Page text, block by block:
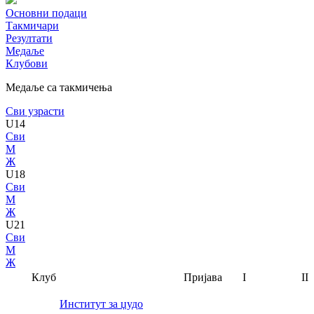
Основни подаци
Такмичари
Резултати
Медаље
Клубови
Медаље са такмичења
Сви узрасти
U14
Сви
М
Ж
U18
Сви
М
Ж
U21
Сви
М
Ж
Клуб
Пријава I II
Институт за џудо